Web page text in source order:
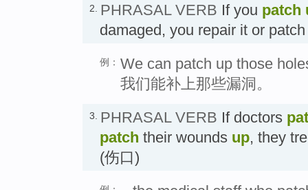
2. PHRASAL VERB If you patch
damaged, you repair it or
例： We can patch up those
我们能补上那些漏洞。
3. PHRASAL VERB If doctors
patch their wounds up, they
(伤口)